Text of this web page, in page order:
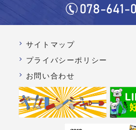
サイトマップ
プライバシーポリシー
お問い合わせ